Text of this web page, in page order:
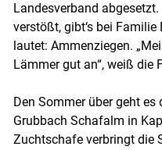
Landesverband
verstößt, gibt‘s bei Familie
lautet: Ammenziegen.
Lämmer gut an“, weiß die
Den Sommer über geht
Grubbach Schafalm in
Zuchtschafe verbringt die